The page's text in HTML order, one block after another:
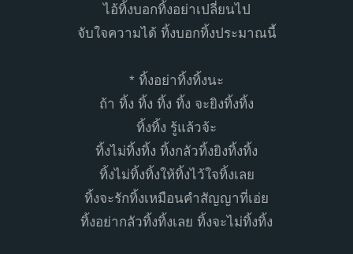
ไอ้ทิ้งบอกทิ้งอย่าเปลี่ยนไป
จับใจความได้ ทิ้งบอกทิ้งประมาณนี้
* ทิ้งอย่าทิ้งทิ้งนะ
ถ้า ทิ้ง ทิ้ง ทิ้ง ทิ้ง จะยิงทิ้งทิ้ง
ทิ้งทิ้ง รู้แล้วจ้ะ
ทิ้งไม่ทิ้งทิ้ง ทิ้งกลัวทิ้งยิงทิ้งทิ้ง
ทิ้งไม่ทิ้งทิ้งให้ทิ้งไว้ใจทิ้งเลย
ทิ้งจะรักทิ้งเหมือนคําสัญญาที่เอ่ย
ทิ้งอย่ากลัวทิ้งทิ้งเลย ทิ้งจะไม่ทิ้งทิ้ง